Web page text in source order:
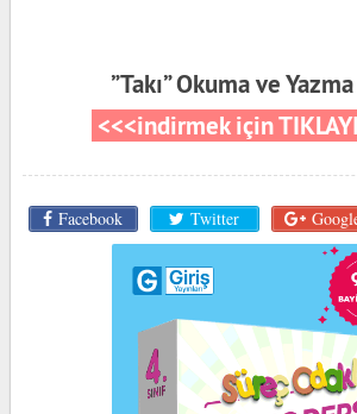
”Takı” Okuma ve
<<<indirmek için
Facebook Twitter